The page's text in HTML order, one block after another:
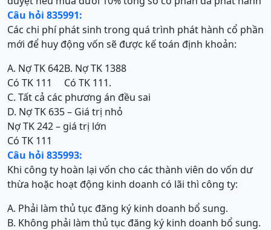
Câu hỏi 835991:
Các chi phí phát sinh trong quá trình phát hành cổ phần
mới để huy động vốn sẽ được kế toán định khoản:
A. Nợ TK 642
Có TK 111
B. Nợ TK 1388
Có TK 111.
C. Tất cả các phương án đều sai
D. Nợ TK 635 – Giá trị nhỏ
Nợ TK 242 – giá trị lớn
Có TK 111
Câu hỏi 835993:
Khi công ty hoàn lại vốn cho các thành viên do vốn dư
thừa hoặc hoạt động kinh doanh có lãi thì công ty:
A. Phải làm thủ tục đăng ký kinh doanh bổ sung.
B. Không phải làm thủ tục đăng ký kinh doanh bổ sung.